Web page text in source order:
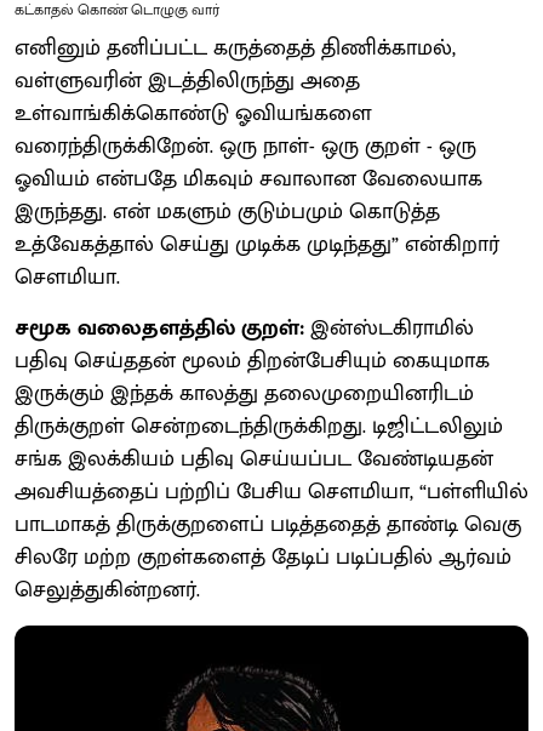
கட்காதல் கொண் டொழுகு வார்
எனினும் தனிப்பட்ட கருத்தைத் திணிக்காமல்,
வள்ளுவரின் இடத்திலிருந்து அதை
உள்வாங்கிக்கொண்டு ஓவியங்களை
வரைந்திருக்கிறேன். ஒரு நாள்- ஒரு குறள் - ஒரு
ஓவியம் என்பதே மிகவும் சவாலான வேலையாக
இருந்தது. என் மகளும் குடும்பமும் கொடுத்த
உத்வேகத்தால் செய்து முடிக்க முடிந்தது” என்கிறார்
செளமியா.
சமூக வலைதளத்தில் குறள்:இன்ஸ்டகிராமில்
பதிவு செய்ததன் மூலம் திறன்பேசியும் கையுமாக
இருக்கும் இந்தக் காலத்து தலைமுறையினரிடம்
திருக்குறள் சென்றடைந்திருக்கிறது. டிஜிட்டலிலும்
சங்க இலக்கியம் பதிவு செய்யப்பட வேண்டியதன்
அவசியத்தைப் பற்றிப் பேசிய செளமியா, “பள்ளியில்
பாடமாகத் திருக்குறளைப் படித்ததைத் தாண்டி வெகு
சிலரே மற்ற குறள்களைத் தேடிப் படிப்பதில் ஆர்வம்
செலுத்துகின்றனர்.